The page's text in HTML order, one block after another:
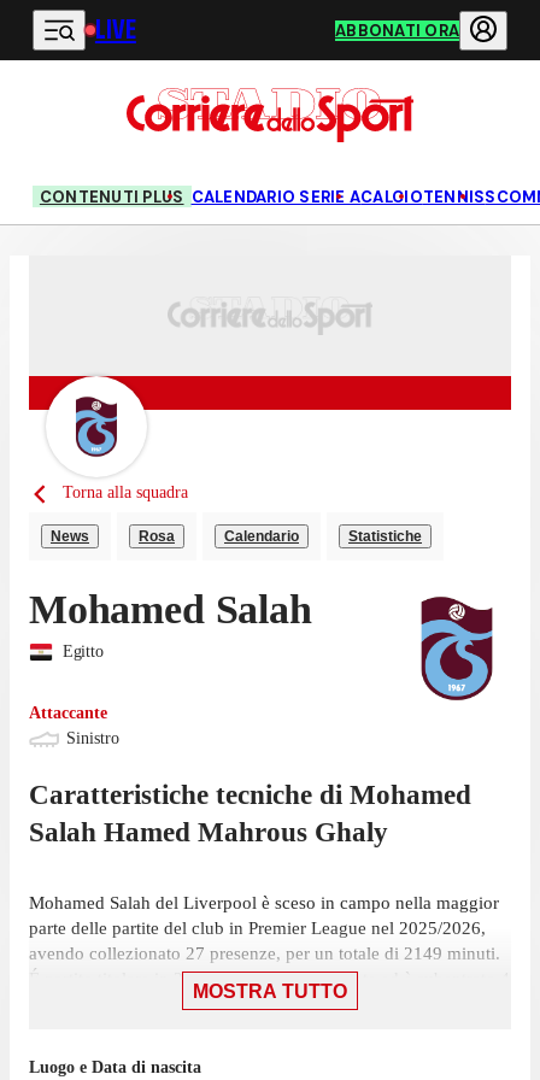
Vai al contenuto principale
LIVE ABBONATI ORA
CONTENUTI PLUS CALENDARIO SERIE ACALCIOTENNIS
Torna alla squadra
News Rosa Calendario Statistiche
Mohamed Salah
Egitto
Attaccante
Sinistro
Caratteristiche tecniche di Mohamed
Salah Hamed Mahrous Ghaly
Mohamed Salah del Liverpool è sceso in campo nella maggior
parte delle partite del club in Premier League nel 2025/2026,
avendo collezionato 27 presenze, per un totale di 2149 minuti.
É partito titolare in 23 presenze su 38 giornate ed è subentrato 4
Brentford. In quella partita ha fornito un assist nel pareggio per
MOSTRA TUTTO
Luogo e Data di nascita